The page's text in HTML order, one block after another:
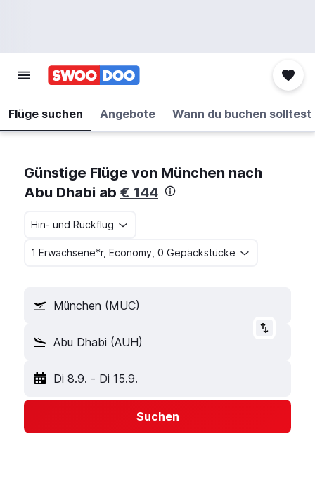
Flüge suchen Angebote Wann du buchen solltest
Günstige Flüge von München nach
Abu Dhabi ab € 144
Hin- und Rückflug
1 Erwachsene*r, Economy, 0 Gepäckstücke
München (MUC)
Abu Dhabi (AUH)
Di 8.9. - Di 15.9.
Suchen